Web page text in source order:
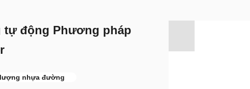
tự động Phương pháp
lượng nhựa đường